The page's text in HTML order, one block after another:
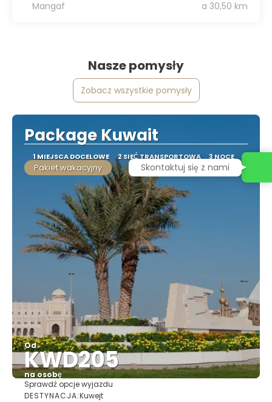
Mangaf a 30,50 km
Nasze pomysły
Zobacz wszystkie pomysły
Package Kuwait
1 MIEJSCA DOCELOWE 2 SIEĆ TRANSPORTOWA 3 NOCE
Pakiet wakacyjny
Od
KWD205
na osobę
Sprawdź opcje wyjazdu
DESTYNACJA:Kuwejt
Skontaktuj się z nami